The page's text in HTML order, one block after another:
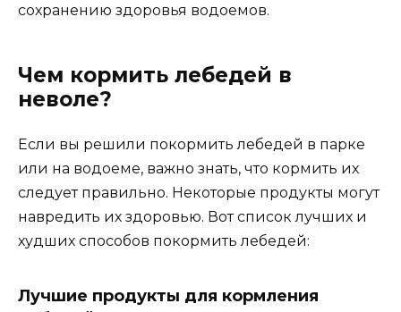
сохранению здоровья водоемов.
Чем кормить лебедей в
неволе?
Если вы решили покормить лебедей в парке
или на водоеме, важно знать, что кормить их
следует правильно. Некоторые продукты могут
навредить их здоровью. Вот список лучших и
худших способов покормить лебедей:
Лучшие продукты для кормления